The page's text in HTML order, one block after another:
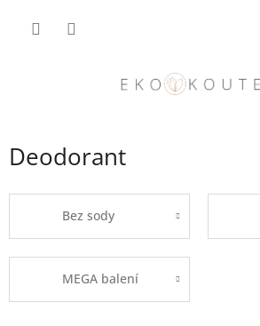
Deodorant
Bez sody
MEGA balení